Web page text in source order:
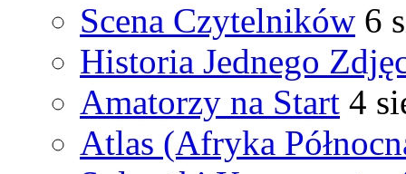
Scena Czytelników 6
Historia Jednego
Amatorzy na Start 4
Atlas (Afryka